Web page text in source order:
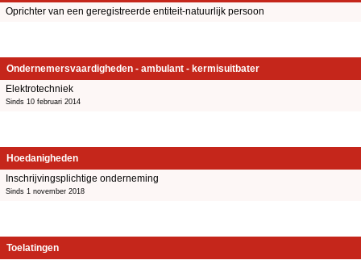
Oprichter van een geregistreerde entiteit-natuurlijk persoon
Ondernemersvaardigheden - ambulant - kermisuitbater
Elektrotechniek
Sinds 10 februari 2014
Hoedanigheden
Inschrijvingsplichtige onderneming
Sinds 1 november 2018
Toelatingen